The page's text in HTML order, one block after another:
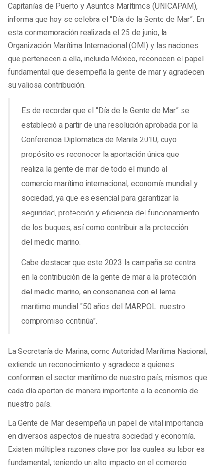
Capitanías de Puerto y Asuntos Marítimos (UNICAPAM),
informa que hoy se celebra el “Día de la Gente de Mar”. En
esta conmemoración realizada el 25 de junio, la
Organización Marítima Internacional (OMI) y las naciones
que pertenecen a ella, incluida México, reconocen el papel
fundamental que desempeña la gente de mar y agradecen
su valiosa contribución.
Es de recordar que el “Día de la Gente de Mar” se
estableció a partir de una resolución aprobada por la
Conferencia Diplomática de Manila 2010, cuyo
propósito es reconocer la aportación única que
realiza la gente de mar de todo el mundo al
comercio marítimo internacional, economía mundial y
sociedad, ya que es esencial para garantizar la
seguridad, protección y eficiencia del funcionamiento
de los buques; así como contribuir a la protección
del medio marino.
Cabe destacar que este 2023 la campaña se centra
en la contribución de la gente de mar a la protección
del medio marino, en consonancia con el lema
marítimo mundial "50 años del MARPOL: nuestro
compromiso continúa".
La Secretaría de Marina, como Autoridad Marítima Nacional,
extiende un reconocimiento y agradece a quienes
conforman el sector marítimo de nuestro país, mismos que
cada día aportan de manera importante a la economía de
nuestro país.
La Gente de Mar desempeña un papel de vital importancia
en diversos aspectos de nuestra sociedad y economía.
Existen múltiples razones clave por las cuales su labor es
fundamental, teniendo un alto impacto en el comercio